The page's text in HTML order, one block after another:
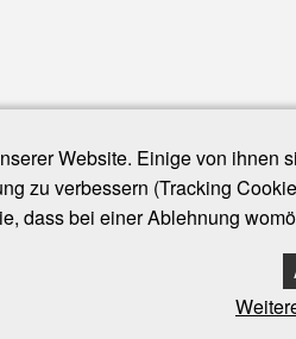
Website. Einige von ihnen
zu verbessern (Tracking
dass bei einer Ablehnung